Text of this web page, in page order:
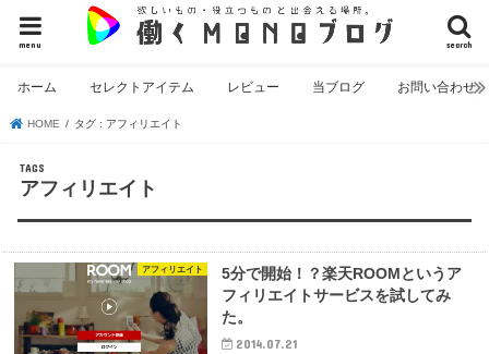
search
menu
ホーム セレクトアイテム レビュー 当ブログ お問い合わせ
HOME タグ : アフィリエイト
アフィリエイト
アフィリエイト
5分で開始！？楽天ROOMというア
フィリエイトサービスを試してみ
た。
2014.07.21